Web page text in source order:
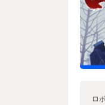
ロ